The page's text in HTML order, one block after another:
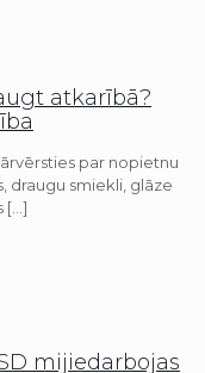
atkarībā?
par nopietnu
draugu smiekli, glāze
[…]
mijiedarbojas